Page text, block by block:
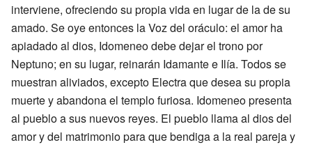
interviene, ofreciendo su propia vida en lugar de la de su
amado. Se oye entonces la Voz del oráculo: el amor ha
apiadado al dios, Idomeneo debe dejar el trono por
Neptuno; en su lugar, reinarán Idamante e Ilía. Todos se
muestran aliviados, excepto Electra que desea su propia
muerte y abandona el templo furiosa. Idomeneo presenta
al pueblo a sus nuevos reyes. El pueblo llama al dios del
amor y del matrimonio para que bendiga a la real pareja y